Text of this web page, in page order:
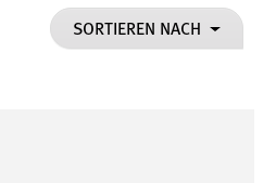
SORTIEREN NACH